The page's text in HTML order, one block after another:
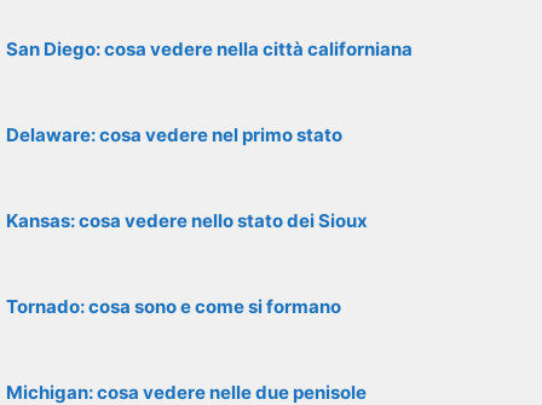
San Diego: cosa vedere nella città californiana
Delaware: cosa vedere nel primo stato
Kansas: cosa vedere nello stato dei Sioux
Tornado: cosa sono e come si formano
Michigan: cosa vedere nelle due penisole